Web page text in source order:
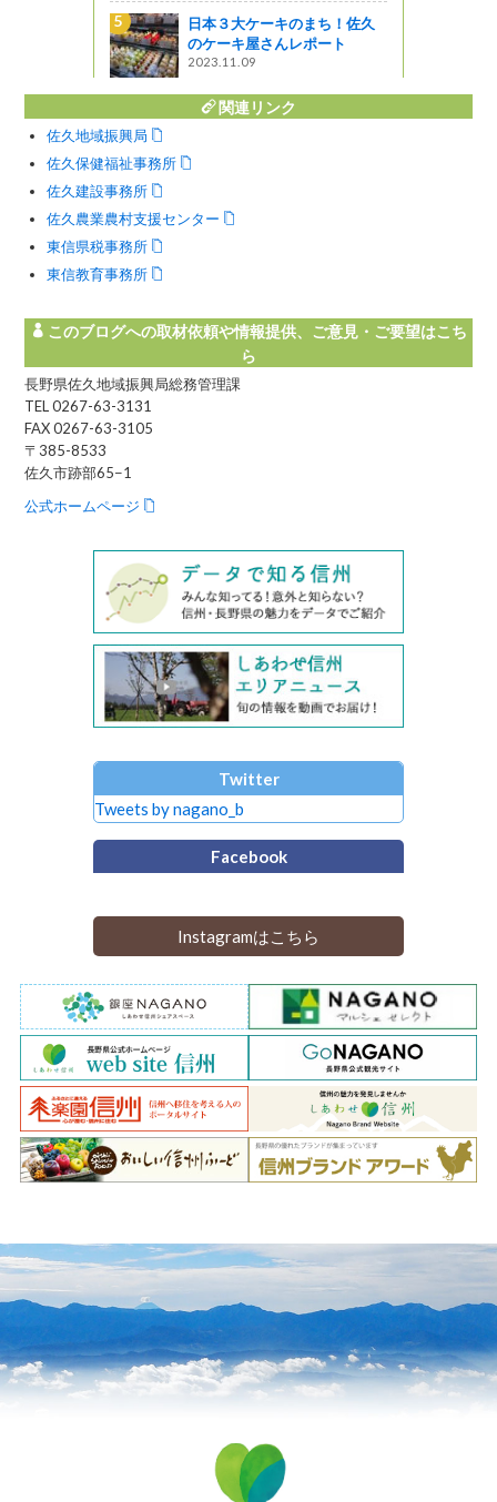
日本３大ケーキのまち！佐久
のケーキ屋さんレポート
2023.11.09
関連リンク
佐久地域振興局
佐久保健福祉事務所
佐久建設事務所
佐久農業農村支援センター
東信県税事務所
東信教育事務所
このブログへの取材依頼や情報提供、ご意見・ご要望はこち
ら
長野県佐久地域振興局総務管理課
TEL 0267-63-3131
FAX 0267-63-3105
〒385-8533
佐久市跡部65−1
公式ホームページ
Twitter
Tweets by nagano_b
Facebook
Instagramはこちら